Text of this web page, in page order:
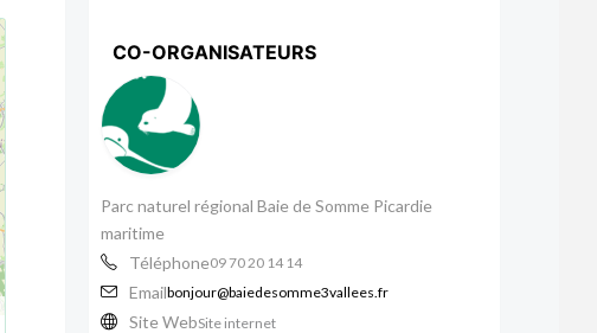
CO-ORGANISATEURS
Parc naturel régional Baie de Somme Picardie
maritime
Téléphone09 70 20 14 14
Emailbonjour@baiedesomme3vallees.fr
Site WebSite internet